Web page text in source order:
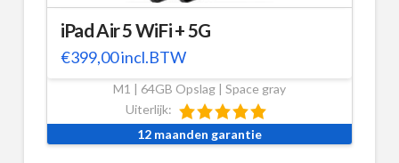
iPad Air 5 WiFi + 5G
€399,00incl.BTW
M1 | 64GB Opslag | Space gray
Uiterlijk:
12 maanden garantie